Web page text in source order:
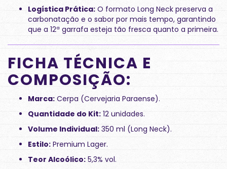
Logística Prática: O formato Long Neck preserva a
carbonatação e o sabor por mais tempo, garantindo
que a 12ª garrafa esteja tão fresca quanto a primeira.
FICHA TÉCNICA E
COMPOSIÇÃO:
Marca: Cerpa (Cervejaria Paraense).
Quantidade do Kit: 12 unidades.
Volume Individual: 350 ml (Long Neck).
Estilo: Premium Lager.
Teor Alcoólico: 5,3% vol.